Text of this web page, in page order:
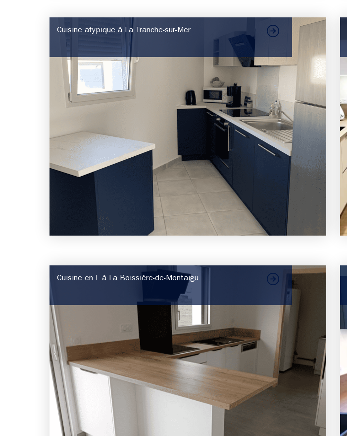
Cuisine atypique à La Tranche-sur-Mer
Cuisine en L à La Boissière-de-Montaigu